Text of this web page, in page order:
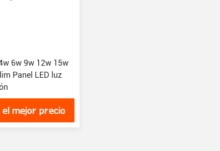
6w 9w 12w 15w
Panel LED luz
el mejor precio